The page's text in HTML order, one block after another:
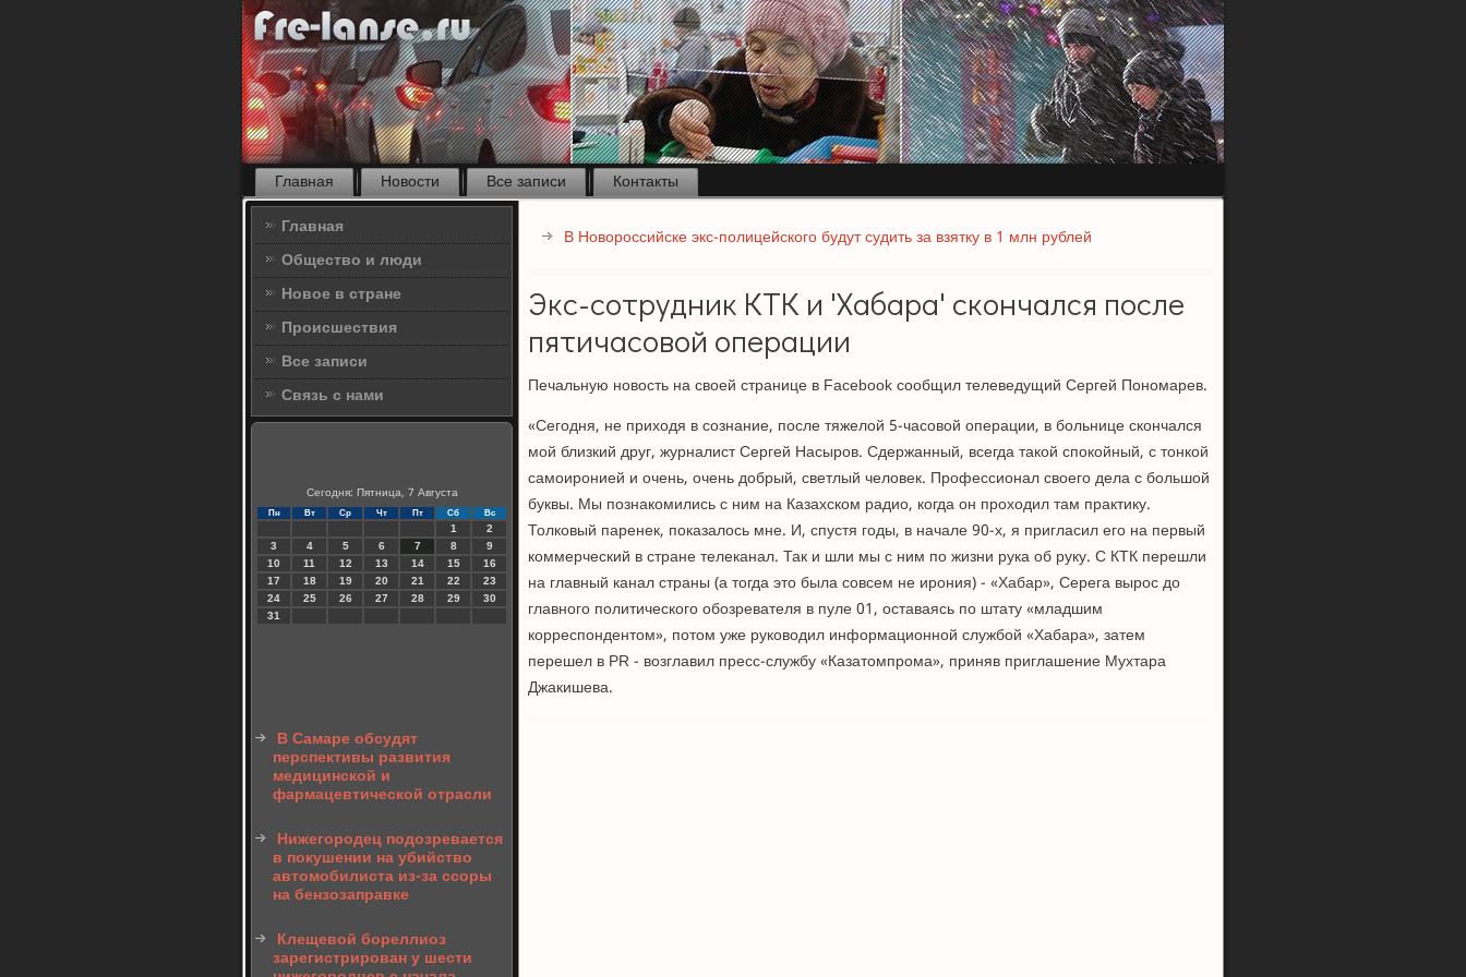
Главная Новости Все записи
Контакты
Главная
Общество и люди
Новое в стране
Происшествия
Все записи
Связь с нами
Сегодня: Пятница, 7 Августа
Пн Вт Ср Чт Пт Сб Вс
1
2
3
4 5 6 7 8
9
10
11 12 13 14 15
16
17
18 19 20 21 22
23
24
25 26 27 28 29
30
31
В Самаре обсудят
перспективы развития
медицинской и
фармацевтической отрасли
Нижегородец подозревается
в покушении на убийство
автомобилиста из-за ссоры
на бензозаправке
Клещевой бореллиоз
зарегистрирован у шести
В Новороссийске экс-полицейского будут судить за взятку в 1 млн рублей
Экс-сотрудник КТК и 'Хабара' скончался после
пятичасовой операции
Печальную новость на своей странице в Facebook сообщил телеведущий Сергей Пономарев.
«Сегодня, не приходя в сознание, после тяжелой 5-часовой операции, в больнице скончался
мой близкий друг, журналист Сергей Насыров. Сдержанный, всегда такой спокойный, с тонкой
самоиронией и очень, очень добрый, светлый человек. Профессионал своего дела с большой
буквы. Мы познакомились с ним на Казахском радио, когда он проходил там практику.
Толковый паренек, показалось мне. И, спустя годы, в начале 90-х, я пригласил его на первый
коммерческий в стране телеканал. Так и шли мы с ним по жизни рука об руку. С КТК перешли
на главный канал страны (а тогда это была совсем не ирония) - «Хабар», Серега вырос до
главного политического обозревателя в пуле 01, оставаясь по штату «младшим
корреспондентом», потом уже руководил информационной службой «Хабара», затем
перешел в PR - возглавил пресс-службу «Казатомпрома», приняв приглашение Мухтара
Джакишева.